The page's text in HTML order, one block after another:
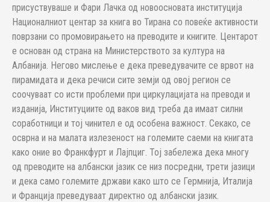
присуствуваше и Фари Лачка од новоосновата институција
Националниот центар за книга во Тирана со повеќе активности
поврзани со промовирањето на преводите и книгите. Центарот
е основан од страна на Министерството за култура на
Албанија. Негово мислење е дека преведувачите се врвот на
пирамидата и дека речиси сите земји од овој регион се
соочуваат со исти проблеми при циркулацијата на преводи и
изданија, Институциите од ваков вид треба да имаат силни
соработници и тој чинител е од особена важност. Секако, се
осврна и на малата излезеност на големите саеми на книгата
како оние во Франкфурт и Лајпциг. Тој забележа дека многу
од преводите на албански јазик се низ посредни, трети јазици
и дека само големите држави како што се Гермнија, Италија
и Франција преведуваат директно од албански јазик.